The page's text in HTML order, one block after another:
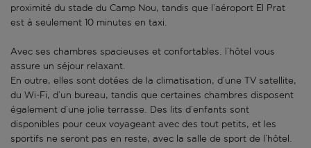
proximité du stade du Camp Nou, tandis que l’aéroport El Prat
est à seulement 10 minutes en taxi.
Avec ses chambres spacieuses et confortables. l’hôtel vous
assure un séjour relaxant.
En outre, elles sont dotées de la climatisation, d’une TV satellite,
du Wi-Fi, d’un bureau, tandis que certaines chambres disposent
également d’une jolie terrasse. Des lits d’enfants sont
disponibles pour ceux voyageant avec des tout petits, et les
sportifs ne seront pas en reste, avec la salle de sport de l’hôtel.